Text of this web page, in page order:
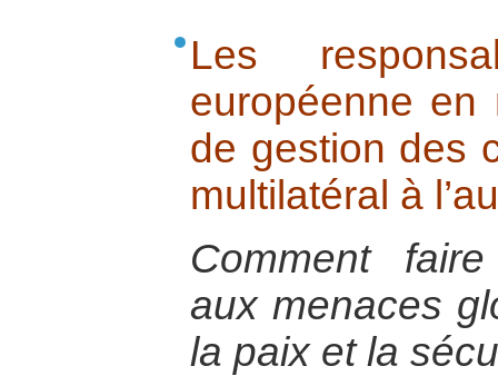
Les
européenne en
de gestion des
multilatéral à
Comment
aux menaces
la paix et la